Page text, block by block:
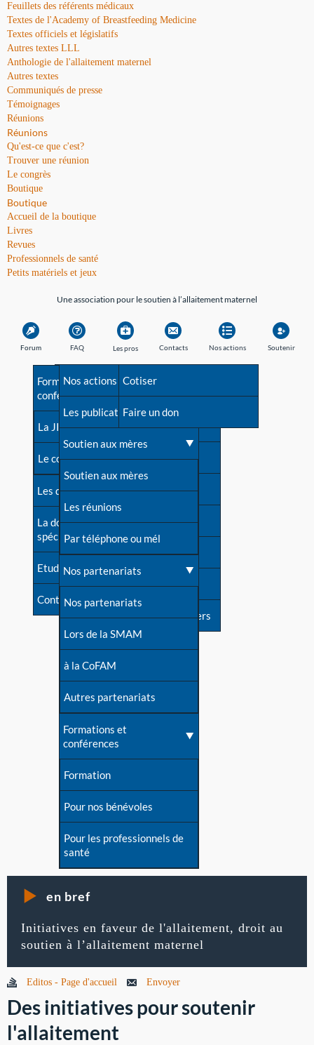
Feuillets des référents médicaux
Textes de l'Academy of Breastfeeding Medicine
Textes officiels et législatifs
Autres textes LLL
Anthologie de l'allaitement maternel
Autres textes
Communiqués de presse
Témoignages
Réunions
Réunions
Qu'est-ce que c'est?
Trouver une réunion
Le congrès
Boutique
Boutique
Accueil de la boutique
Livres
Revues
Professionnels de santé
Petits matériels et jeux
Une association pour le soutien à l’allaitement maternel
Forum FAQ
Avant la naissance
Les débuts
Une difficulté d'allaitement ?
Cas particuliers
Mythes et vérités
Devenir animatrice ?
Une question sur le site
Les pros
Formations et
conférences
La JIA
Le congrès
Les dossiers de l'allaitement
La documentation
spécialisée
Etudes récentes
Contact
Contacts
Besoin d'aide?
Répertoire de tous les
contacts
Contact presse
Dossier de presse
Soutenir LLL
Livre d'or
Forum
S'inscrire à nos newsletters
Nos actions
Nos actions
Les publications
Soutien aux mères
Soutien aux mères
Les réunions
Par téléphone ou mél
Nos partenariats
Nos partenariats
Lors de la SMAM
à la CoFAM
Autres partenariats
Formations et
conférences
Formation
Pour nos bénévoles
Pour les professionnels de
santé
Soutenir
Cotiser
Faire un don
en bref
Initiatives en faveur de l'allaitement, droit au
soutien à l’allaitement maternel
Editos - Page d'accueil Envoyer
Des initiatives pour soutenir
l'allaitement